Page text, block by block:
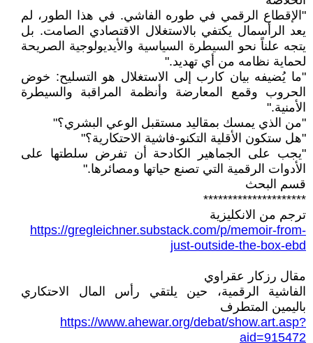
"الإقطاع الرقمي في طوره الفاشي. في هذا الطور، لم
يعد الرأسمال يكتفي بالاستغلال الاقتصادي الصامت. بل
يتجه علناً نحو السيطرة السياسية والأيديولوجية الصريحة
لحماية نظامه من أي تهديد."
"ما يُضيفه بيان كارب إلى الاستغلال هو التسليح: خوض
الحروب وقمع المعارضة وأنظمة المراقبة والسيطرة
الأمنية."
"من الذي يمسك بمقاليد مستقبل الوعي البشري؟"
"هل ستكون الأقلية التكنو-فاشية الاحتكارية؟"
"يجب على الجماهير الكادحة أن تفرض سلطتها على
الأدوات الرقمية التي تصنع حياتها ومصائرها."
قسم البحث
*********************
ترجم من الانكليزية
https://gregleichner.substack.com/p/memoir-from-
just-outside-the-box-ebd
مقال رزكار عقراوي
الفاشية الرقمية، حين يلتقي رأس المال الاحتكاري
باليمين المتطرف
https://www.ahewar.org/debat/show.art.asp?
aid=915472